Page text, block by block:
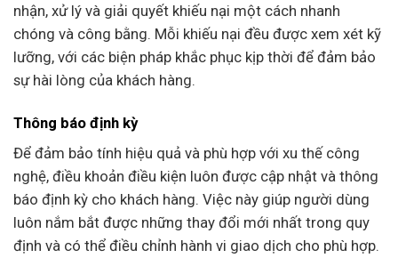
nhận, xử lý và giải quyết khiếu nại một cách nhanh
chóng và công bằng. Mỗi khiếu nại đều được xem xét kỹ
lưỡng, với các biện pháp khắc phục kịp thời để đảm bảo
sự hài lòng của khách hàng.
Thông báo định kỳ
Để đảm bảo tính hiệu quả và phù hợp với xu thế công
nghệ, điều khoản điều kiện luôn được cập nhật và thông
báo định kỳ cho khách hàng. Việc này giúp người dùng
luôn nắm bắt được những thay đổi mới nhất trong quy
định và có thể điều chỉnh hành vi giao dịch cho phù hợp.